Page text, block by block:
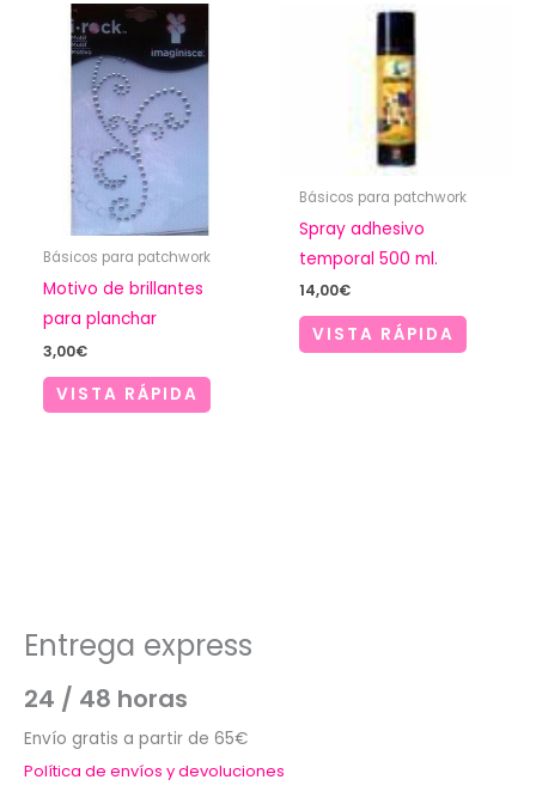
Básicos para patchwork
Motivo de brillantes
para planchar
3,00€
VISTA RÁPIDA
Básicos para patchwork
Spray adhesivo
temporal 500 ml.
14,00€
VISTA RÁPIDA
Entrega express
24 / 48 horas
Envío gratis a partir de 65€
Política de envíos y devoluciones